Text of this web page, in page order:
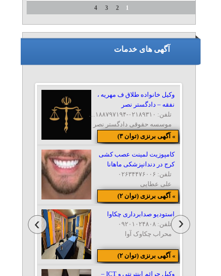
1
2
3
4
آگهی های خدمات
وکیل خانواده طلاق ف مهریه ،
نفقه – دادگستر نصر
موسسه حقوقی دادگستر نصر
» آگهی برنزی (توان ۳)
کامپوزیت لمینت عصب کشی
کرج در دندانپزشکی ماهانا
علی عطایی
تلفن: ۰۲۶۳۴۴۷۶۰۰۶
» آگهی برنزی (توان ۲)
استودیو صدابرداری چکاوا
محراب چکاوک آوا
تلفن: ۰۹۲۰۱۰۲۴۸۰۸
» آگهی برنزی (توان ۲)
وکیل جرائم اینترنتی و ICT –